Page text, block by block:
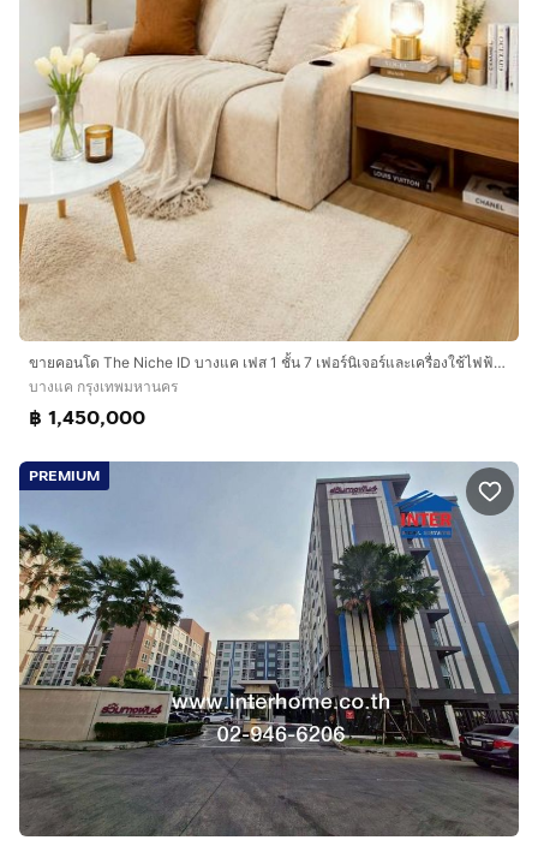
ขายคอนโด The Niche ID บางแค เฟส 1 ชั้น 7 เฟอร์นิเจอร์และเครื่องใช้ไฟฟ้าครบ พร้อมเข้าอยู่ ใกล้ BTS บางหว้า และ MRT บางแค
บางแค กรุงเทพมหานคร
฿ 1,450,000
PREMIUM